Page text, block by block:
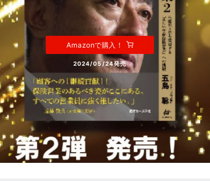
経営者の抱える問題を解決し
保険営業で物心両面の成功を！
継続貢献営業説明会に申込む！
ZOOMでのオンライン開催
Amazonで購入！
2024/05/24発売